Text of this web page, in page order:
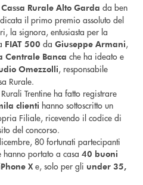
Cassa Rurale Alto Garda da ben
il primo premio assoluto del
la signora, entusiasta per la
FIAT 500 da Giuseppe Armani,
Centrale Banca che ha ideato e
Omezzolli, responsabile
Rurale.
Trentine ha fatto registrare
clienti hanno sottoscritto un
Filiale, ricevendo il codice di
del concorso.
80 fortunati partecipanti
portato a casa 40 buoni
X e, solo per gli under 35,